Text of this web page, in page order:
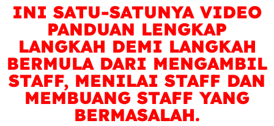
INI SATU-SATUNYA VIDEO
PANDUAN LENGKAP
LANGKAH DEMI LANGKAH
BERMULA DARI MENGAMBIL
STAFF, MENILAI STAFF DAN
MEMBUANG STAFF YANG
BERMASALAH.